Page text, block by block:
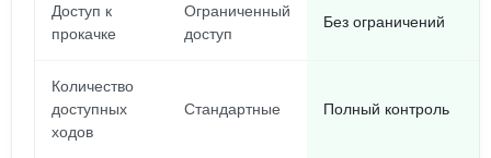
Доступ к
прокачке
Ограниченный
доступ
Без ограничений
Количество
доступных
ходов
Стандартные Полный контроль